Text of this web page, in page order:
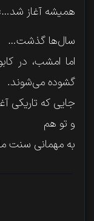
همیشه آغاز
سال‌ها گذشت…
اما امشب، در
گشوده می‌شوند.
جایی که تاریکی
و تو هم
به مهمانی سنت